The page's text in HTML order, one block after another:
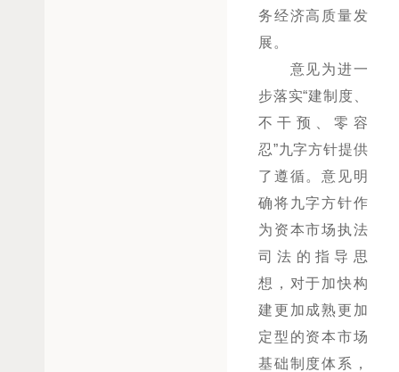
务经济高质量发
展。
意见为进一
步落实“建制度、
不干预、零容
忍”九字方针提供
了遵循。意见明
确将九字方针作
为资本市场执法
司法的指导思
想，对于加快构
建更加成熟更加
定型的资本市场
基础制度体系，